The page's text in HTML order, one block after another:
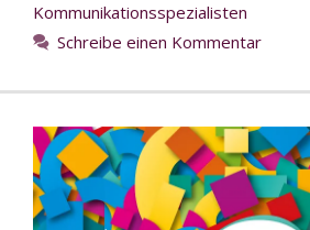
Kommunikationsspezialisten
Schreibe einen Kommentar